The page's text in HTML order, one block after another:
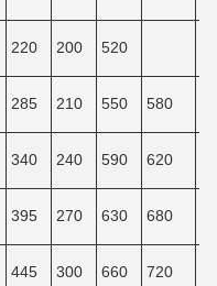
220 200 520
285 210 550 580
340 240 590 620
395 270 630 680
445 300 660 720